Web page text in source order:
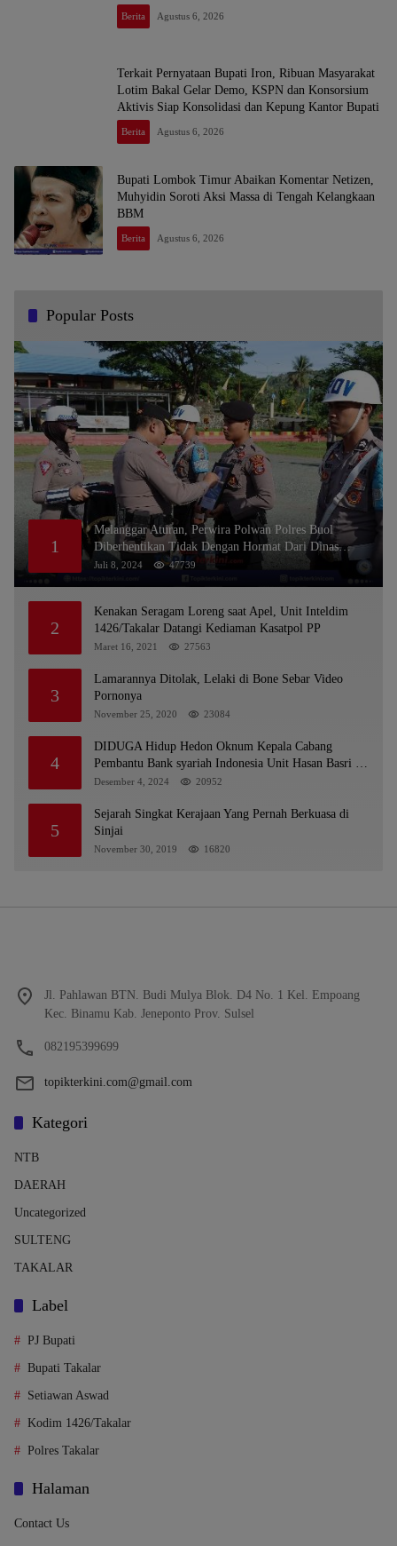
Berita Agustus 6, 2026
Terkait Pernyataan Bupati Iron, Ribuan Masyarakat
Lotim Bakal Gelar Demo, KSPN dan Konsorsium
Aktivis Siap Konsolidasi dan Kepung Kantor Bupati
Berita Agustus 6, 2026
Bupati Lombok Timur Abaikan Komentar Netizen,
Muhyidin Soroti Aksi Massa di Tengah Kelangkaan
BBM
Berita Agustus 6, 2026
Popular Posts
1
Melanggar Aturan, Perwira Polwan Polres Buol
Diberhentikan Tidak Dengan Hormat Dari Dinas
Kepolisian
Juli 8, 2024 47739
2
Kenakan Seragam Loreng saat Apel, Unit Inteldim
1426/Takalar Datangi Kediaman Kasatpol PP
Maret 16, 2021 27563
3
Lamarannya Ditolak, Lelaki di Bone Sebar Video
Pornonya
November 25, 2020 23084
4
DIDUGA Hidup Hedon Oknum Kepala Cabang
Pembantu Bank syariah Indonesia Unit Hasan Basri di
Banjarmasin Tipu Nasabah Prioritasnya Hingga
OJK Kalsel : Bertemu Tanggal 11
Desember 4, 2024 20952
5
Sejarah Singkat Kerajaan Yang Pernah Berkuasa di
Sinjai
November 30, 2019 16820
Jl. Pahlawan BTN. Budi Mulya Blok. D4 No. 1 Kel. Empoang
Kec. Binamu Kab. Jeneponto Prov. Sulsel
082195399699
topikterkini.com@gmail.com
Kategori
NTB
DAERAH
Uncategorized
SULTENG
TAKALAR
Label
PJ Bupati
Bupati Takalar
Setiawan Aswad
Kodim 1426/Takalar
Polres Takalar
Halaman
Contact Us